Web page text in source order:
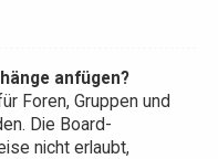
anfügen?
Foren, Gruppen und
Die Board-
nicht erlaubt,